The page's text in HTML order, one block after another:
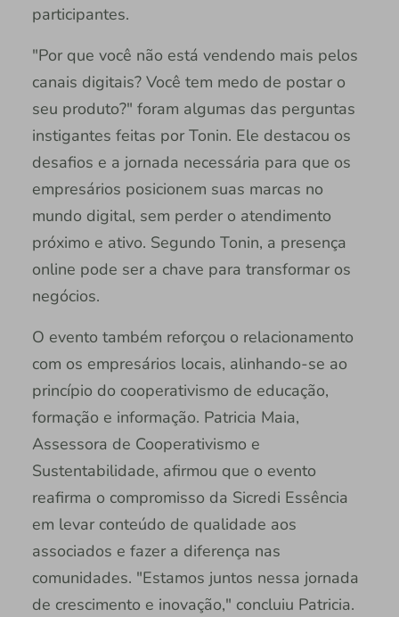
participantes.
"Por que você não está vendendo mais pelos
canais digitais? Você tem medo de postar o
seu produto?" foram algumas das perguntas
instigantes feitas por Tonin. Ele destacou os
desafios e a jornada necessária para que os
empresários posicionem suas marcas no
mundo digital, sem perder o atendimento
próximo e ativo. Segundo Tonin, a presença
online pode ser a chave para transformar os
negócios.
O evento também reforçou o relacionamento
com os empresários locais, alinhando-se ao
princípio do cooperativismo de educação,
formação e informação. Patricia Maia,
Assessora de Cooperativismo e
Sustentabilidade, afirmou que o evento
reafirma o compromisso da Sicredi Essência
em levar conteúdo de qualidade aos
associados e fazer a diferença nas
comunidades. "Estamos juntos nessa jornada
de crescimento e inovação," concluiu Patricia.